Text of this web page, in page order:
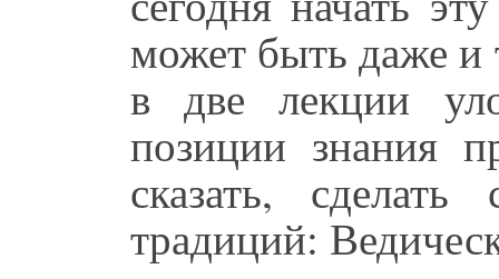
может быть даже и
в две лекции
позиции знания
сказать,
традиций: